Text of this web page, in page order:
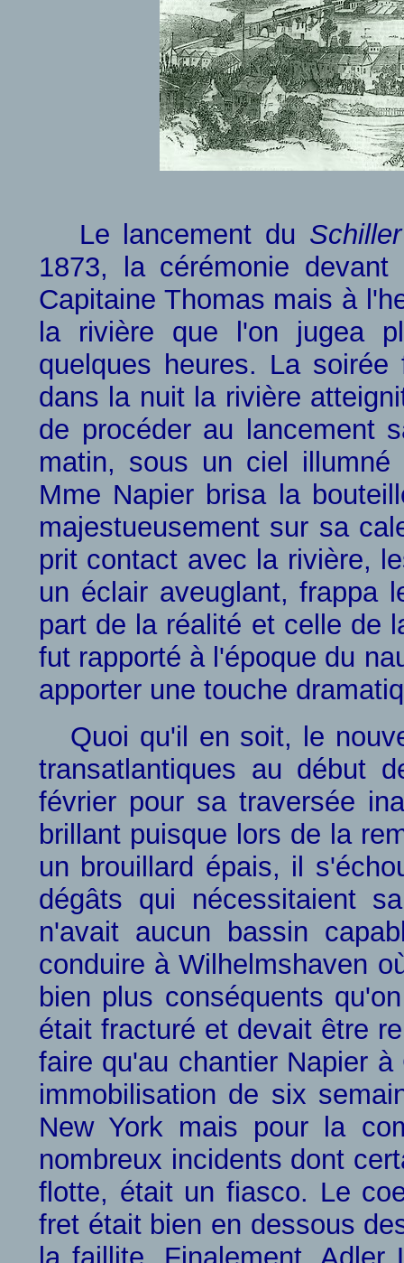
Le lancement du Schiller
1873, la cérémonie
Capitaine Thomas mais à
la rivière que l'on jugea
quelques heures. La
dans la nuit la rivière
de procéder au lancement
matin, sous un ciel
Mme Napier brisa la
majestueusement sur sa
prit contact avec la rivière,
un éclair aveuglant, frappa
part de la réalité et celle de
fut rapporté à l'époque du
apporter une touche
Quoi qu'il en soit, le
transatlantiques au début
février pour sa traversée
brillant puisque lors de la
un brouillard épais, il
dégâts qui nécessitaient
n'avait aucun bassin
conduire à Wilhelmshaven
bien plus conséquents
était fracturé et devait être
faire qu'au chantier Napier
immobilisation de six
New York mais pour la
nombreux incidents dont
flotte, était un fiasco. Le
fret était bien en dessous